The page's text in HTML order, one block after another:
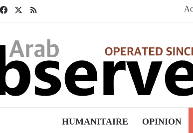
FacebookRSS
HUMANITAIRE OPINION